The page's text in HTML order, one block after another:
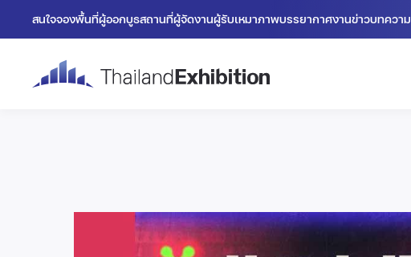
สนใจจองพื้นที่ผู้ออกบูธสถานที่ผู้จัดงานผู้รับเหมาภาพบรรยากาศงานข่าวบทความ